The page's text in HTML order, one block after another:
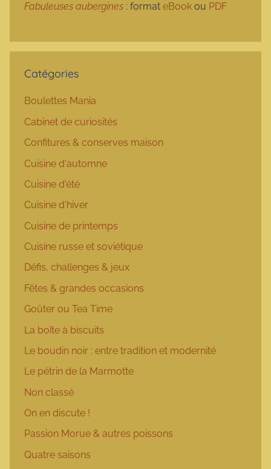
Fabuleuses aubergines : format eBook ou PDF
Catégories
Boulettes Mania
Cabinet de curiosités
Confitures & conserves maison
Cuisine d'automne
Cuisine d'été
Cuisine d'hiver
Cuisine de printemps
Cuisine russe et soviétique
Défis, challenges & jeux
Fêtes & grandes occasions
Goûter ou Tea Time
La boîte à biscuits
Le boudin noir : entre tradition et modernité
Le pétrin de la Marmotte
Non classé
On en discute !
Passion Morue & autres poissons
Quatre saisons